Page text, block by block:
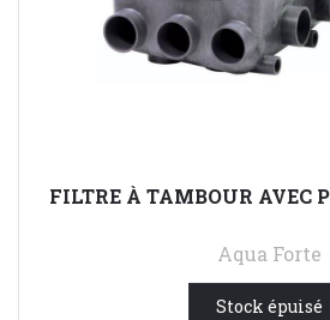
FILTRE À TAMBOUR AVEC
Aqua Forte
1 152,89 €
Stock épuisé